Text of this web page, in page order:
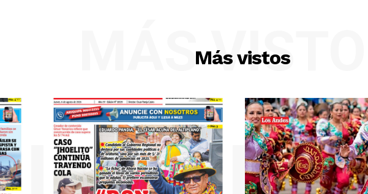
Más vistos
MÁS VISTOS